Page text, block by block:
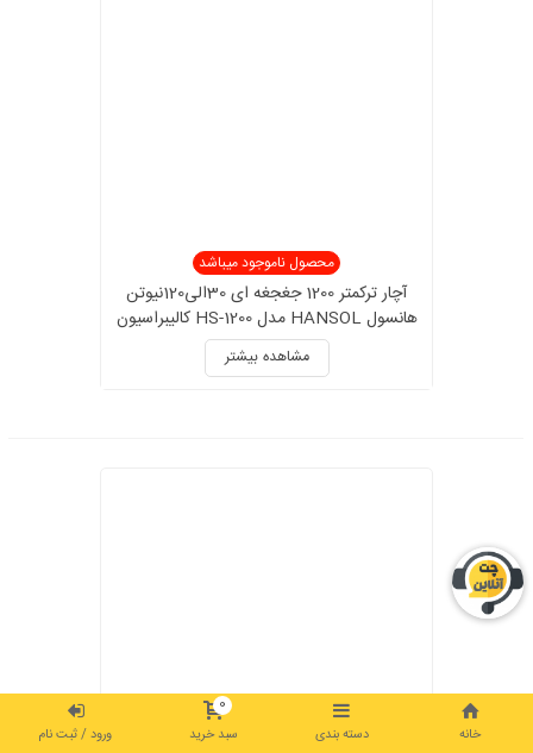
محصول ناموجود میباشد
آچار ترکمتر 1200 جغجغه ای 30الی120نیوتن
هانسول HANSOL مدل HS-1200 کالیبراسیون
دار
مشاهده بیشتر
خانه دسته بندی سبد خرید
0
ورود / ثبت نام